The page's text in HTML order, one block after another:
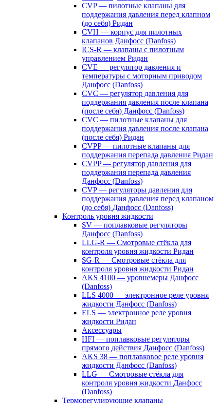
CVP — пилотные клапаны для
поддержания давления перед клапном
(до себя) Ридан
CVH — корпус для пилотных
клапанов Данфосс (Danfoss)
ICS-R — клапаны с пилотным
управлением Ридан
CVE — регулятор давления и
температуры с моторным приводом
Данфосс (Danfoss)
CVС — регулятор давления для
поддержания давления после клапана
(после себя) Данфосс (Danfoss)
CVС — пилотные клапаны для
поддержания давления после клапана
(после себя) Ридан
CVPP — пилотные клапаны для
поддержания перепада давления Ридан
CVPP — регулятор давления для
поддержания перепада давления
Данфосс (Danfoss)
CVP — регуляторы давления для
поддержания давления перед клапаном
(до себя) Данфосс (Danfoss)
Контроль уровня жидкости
SV — поплавковые регуляторы
Данфосс (Danfoss)
LLG-R — Смотровые стёкла для
контроля уровня жидкости Ридан
SG-R — Смотровые стёкла для
контроля уровня жидкости Ридан
AKS 4100 — уровнемеры Данфосс
(Danfoss)
LLS 4000 — электронное реле уровня
жидкости Данфосс (Danfoss)
ELS — электронное реле уровня
жидкости Ридан
Аксессуары
HFI — поплавковые регуляторы
прямого действия Данфосс (Danfoss)
AKS 38 — поплавковое реле уровня
жидкости Данфосс (Danfoss)
LLG — Смотровые стёкла для
контроля уровня жидкости Данфосс
(Danfoss)
Терморегулирующие клапаны